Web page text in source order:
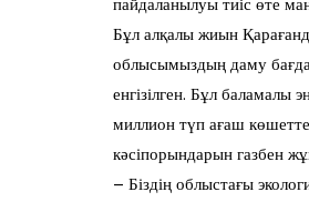
пайдаланылуы тиіс өте
Бұл алқалы жиын
облысымыздың даму
енгізілген. Бұл баламалы
миллион түп ағаш
кәсіпорындарын газбен
– Біздің облыстағы